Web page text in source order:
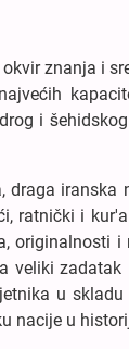
znanja i
i
iranska
ratnički i
originalnosti
veliki
u
nacije u